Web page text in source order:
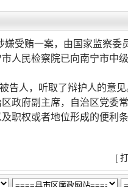
受贿一案，由国家监察委
人民检察院已向南宁市中
告人，听取了辩护人的意
政府副主席，自治区党委常
职权或者地位形成的便利
[